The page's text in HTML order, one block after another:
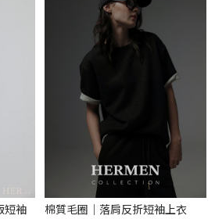
短袖 棉質毛圈｜落肩反折短袖上衣